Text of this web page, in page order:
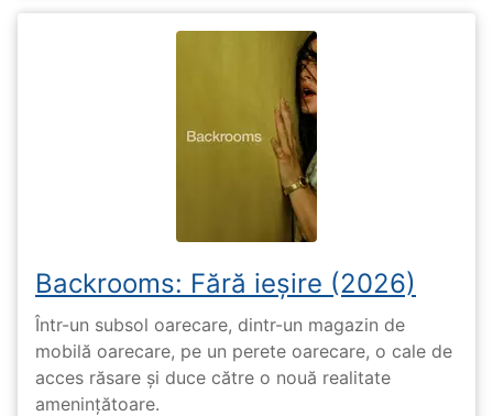
Backrooms: Fără ieșire (2026)
Într-un subsol oarecare, dintr-un magazin de
mobilă oarecare, pe un perete oarecare, o cale de
acces răsare și duce către o nouă realitate
amenințătoare.